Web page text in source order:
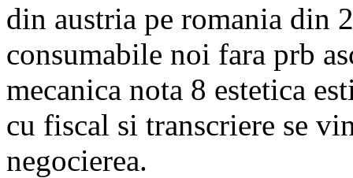
din austria pe romania din
consumabile noi fara prb
mecanica nota 8 estetica
cu fiscal si transcriere se
negocierea.